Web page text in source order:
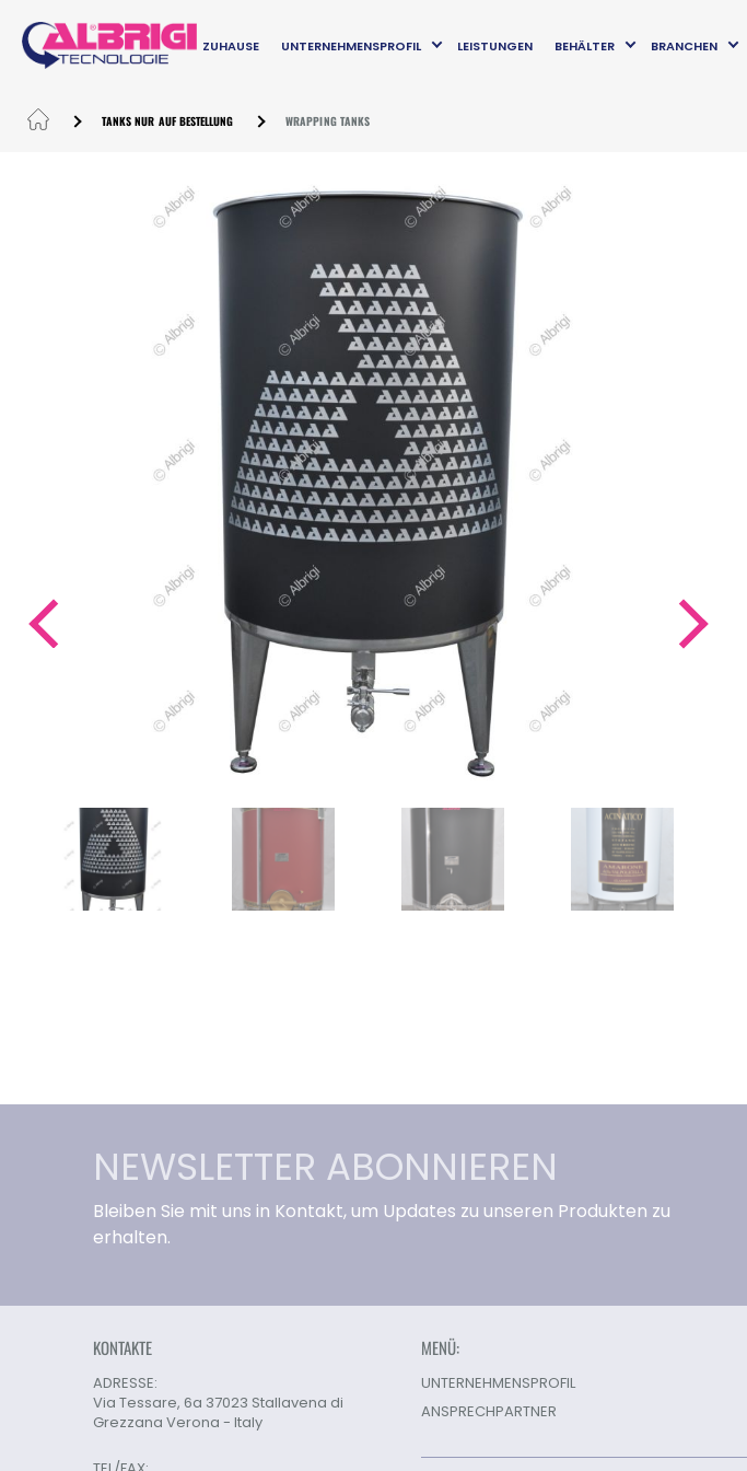
ZUHAUSE UNTERNEHMENSPROFIL LEISTUNGEN BEHÄLTER BRANCHEN
TANKS NUR AUF BESTELLUNG WRAPPING TANKS
NEWSLETTER ABONNIEREN
Bleiben Sie mit uns in Kontakt, um Updates zu unseren Produkten zu
erhalten.
KONTAKTE
ADRESSE:
Via Tessare, 6a 37023 Stallavena di
Grezzana Verona - Italy
MENÜ:
UNTERNEHMENSPROFIL
ANSPRECHPARTNER